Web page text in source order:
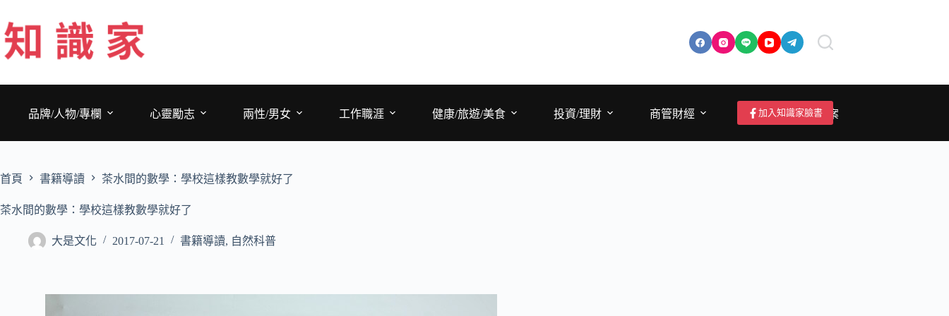
至
主
要
品牌/人物/專欄
心靈勵志 兩性/男女 工作職涯 健康/旅遊/美食 投資/理財 商管財經 成為作者/投稿/提案
加入知識家臉書
首頁 書籍導讀 茶水間的數學：學校這樣教數學就好了
茶水間的數學：學校這樣教數學就好了
大是文化 2017-07-21 書籍導讀, 自然科普